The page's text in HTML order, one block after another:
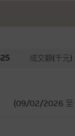
成交額(千元)
(09/02/2026 至